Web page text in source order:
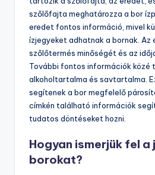
szőlőfajta meghatározza a bor
eredet fontos információ, mivel
ízjegyeket adhatnak a bornak. Az
szőlőtermés minőségét és az
További fontos információk közé
alkoholtartalma és savtartalma.
segítenek a bor megfelelő
címkén található információk
tudatos döntéseket hozni.
Hogyan ismerjük fel a
borokat?